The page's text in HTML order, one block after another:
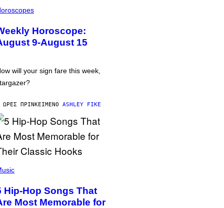
Horoscope:
9-August 15
will your sign fare this week,
ΏΡΕΣ ΠΡΙΝΚΕΊΜΕΝΟ ASHLEY FIKE
Hip-Hop Songs That
Most Memorable for